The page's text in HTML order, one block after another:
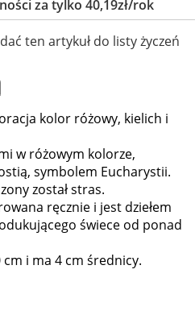
za tylko 40,19zł/rok
ten artykuł do listy życzeń
kolor różowy, kielich i
w różowym kolorze,
symbolem Eucharystii.
został stras.
ręcznie i jest dziełem
świece od ponad
i ma 4 cm średnicy.